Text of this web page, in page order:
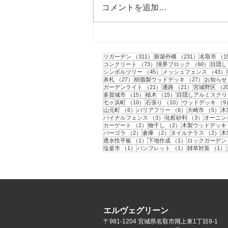
成と目隠しフェンスの設置工
事
コメントを追加…
リガーデン （311） 311件の記事
新築外構 （231） 231件の記
名取市
（
コンクリート
（73） 73件の記事
境界ブロック （60） 60件の
目隠
シンボルツリー
（45） 45件の記事
メッシュフェンス （43）
表札
（27） 27件の記事
樹脂製ウッドデッキ （27） 27件の記
お知らせ
ガーデンライト
（21） 21件の記事
通路 （21） 21件の記事
宮城野区
（
多賀城市
（15） 15件の記事
植木 （15） 15件の記事
目隠しアルミスク
七ヶ浜町
（10） 10件の記事
石張り （10） 10件の記事
ウッドデッキ
（
山元町
（6） 6件の記事
バリアフリー （6） 6件の記事
大崎市 （5） 5
木
バイナルフェンス
（3） 3件の記事
化粧砂利 （3） 3件の記事
オーニン
カーゲート
（2） 2件の記事
物干し （2） 2件の記事
木製ウッドデッキ
パーゴラ
（2） 2件の記事
倉庫 （2） 2件の記事
タイルテラス （2） 2
木
透水性平板
（1） 1件の記事
下地作成 （1） 1件の記事
ロックガーデン
塩釜市
（1） 1件の記事
パンフレット （1） 1件の記事
雑草対策 （1）
エルヴェグリーン
〒981-1204 宮城県名取市閖上東1丁目8-1